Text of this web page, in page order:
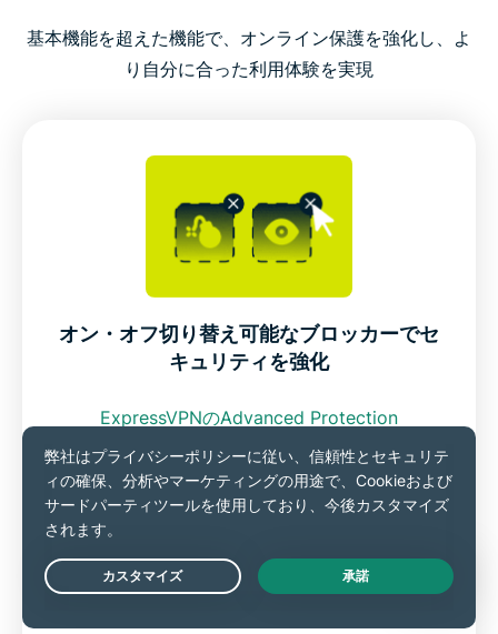
基本機能を超えた機能で、オンライン保護を強化し、よ
り自分に合った利用体験を実現
オン・オフ切り替え可能なブロッカーでセ
キュリティを強化
ExpressVPNのAdvanced Protection
機能では、広告、悪意のあるサイト、トラッカ
ー、成人向けコンテンツをブロックできます。
Amazonで買い物中に表示される煩わしいポッ
Live Chat